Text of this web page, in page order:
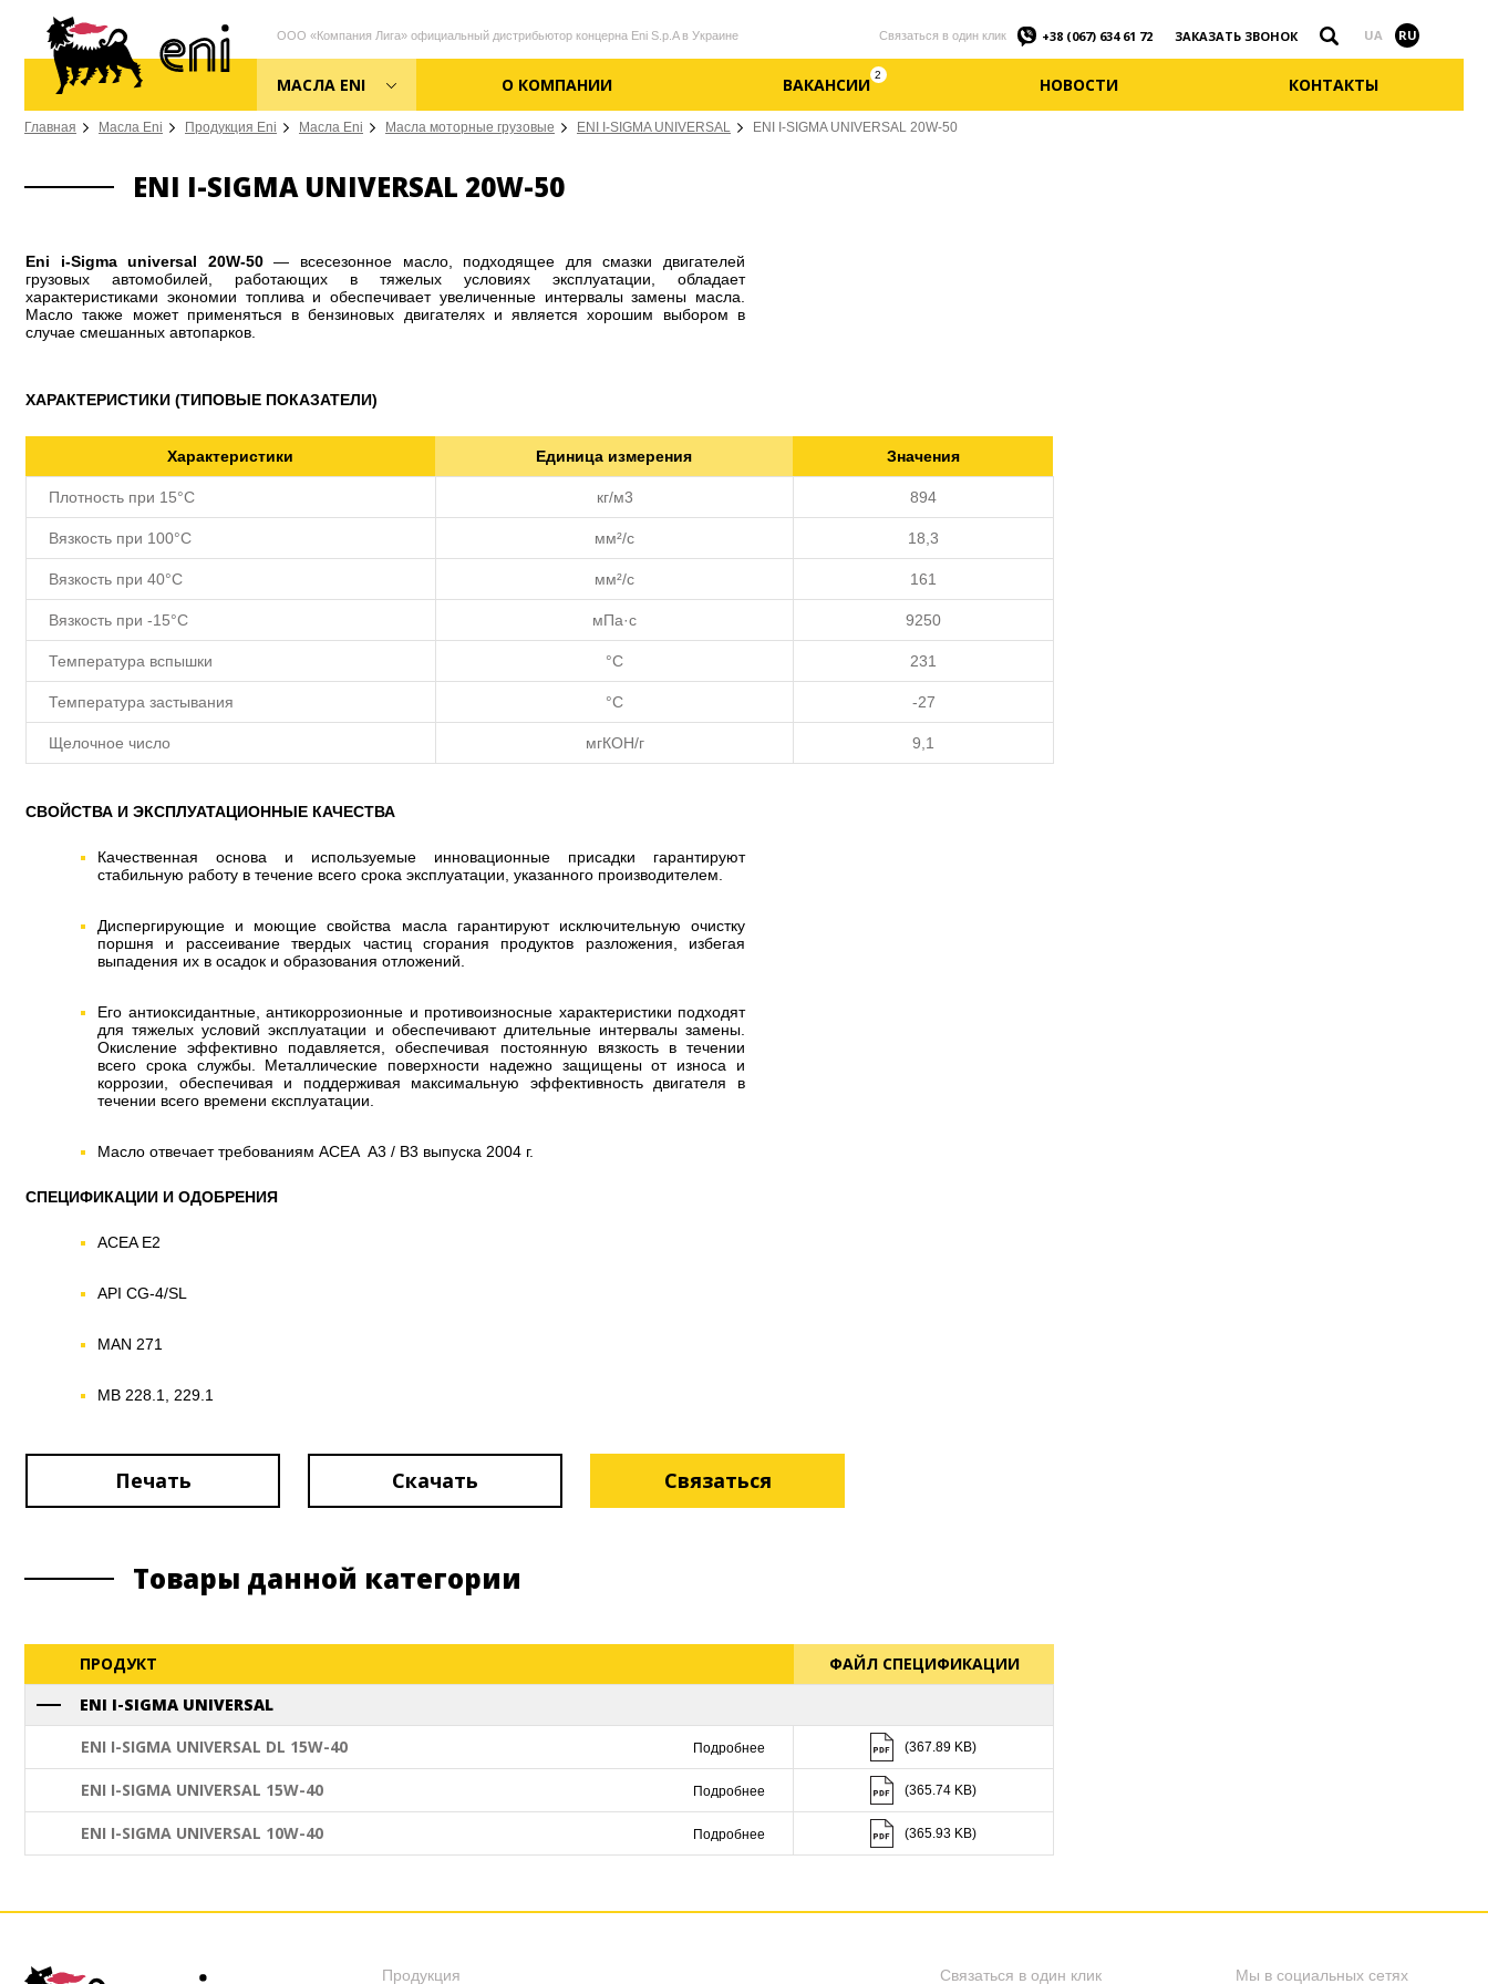
ООО «Компания Лига» официальный дистрибьютор концерна Eni S.p.A в Украине Связаться в один клик +38 (067) 634 61 72 ЗАКАЗАТЬ ЗВОНОК UA RU
МАСЛА ENI О КОМПАНИИ ВАКАНСИИ 2 НОВОСТИ КОНТАКТЫ
Найти
Главная Масла Eni Продукция Eni Масла Eni Масла моторные грузовые ENI I-SIGMA UNIVERSAL ENI I-SIGMA UNIVERSAL 20W-50
ENI I-SIGMA UNIVERSAL 20W-50
Eni i-Sigma universal 20W-50— всесезонное масло, подходящее для смазки двигателей
грузовых автомобилей, работающих в тяжелых условиях эксплуатации, обладает
характеристиками экономии топлива и обеспечивает увеличенные интервалы замены масла.
Масло также может применяться в бензиновых двигателях и является хорошим выбором в
случае смешанных автопарков.
ХАРАКТЕРИСТИКИ (ТИПОВЫЕ ПОКАЗАТЕЛИ)
Характеристики Единица измерения Значения
Плотность при 15°С кг/м3 894
Вязкость при 100°C мм²/с 18,3
Вязкость при 40°C мм²/с 161
Вязкость при -15°C мПа·с 9250
Температура вспышки °C 231
Температура застывания °C -27
Щелочное число мгКОН/г 9,1
СВОЙСТВА И ЭКСПЛУАТАЦИОННЫЕ КАЧЕСТВА
Качественная основа и используемые инновационные присадки гарантируют
стабильную работу в течение всего срока эксплуатации, указанного производителем.
Диспергирующие и моющие свойства масла гарантируют исключительную очистку
поршня и рассеивание твердых частиц сгорания продуктов разложения, избегая
выпадения их в осадок и образования отложений.
Его антиоксидантные, антикоррозионные и противоизносные характеристики подходят
для тяжелых условий эксплуатации и обеспечивают длительные интервалы замены.
Окисление эффективно подавляется, обеспечивая постоянную вязкость в течении
всего срока службы. Металлические поверхности надежно защищены от износа и
коррозии, обеспечивая и поддерживая максимальную эффективность двигателя в
течении всего времени єксплуатации.
Масло отвечает требованиям ACEA A3 / B3 выпуска 2004 г.
СПЕЦИФИКАЦИИ И ОДОБРЕНИЯ
ACEA E2
API CG-4/SL
MAN 271
MB 228.1, 229.1
Печать Скачать Связаться
Товары данной категории
ПРОДУКТ
ФАЙЛ СПЕЦИФИКАЦИИ
ENI I-SIGMA UNIVERSAL
ENI I-SIGMA UNIVERSAL DL 15W-40
Подробнее (367.89 KB)
ENI I-SIGMA UNIVERSAL 15W-40 Подробнее
Скачать (365.74 KB)
(365.74 KB)
ENI I-SIGMA UNIVERSAL 10W-40 Подробнее
Скачать (365.93 KB)
(365.93 KB)
Продукция Связаться в один клик Мы в социальных сетях